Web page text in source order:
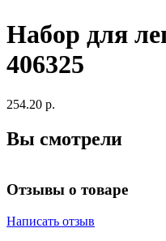
Набор для
406325
254.20 р.
Вы смотрели
Отзывы о товаре
Написать отзыв